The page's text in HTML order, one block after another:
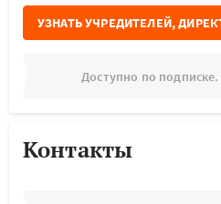
УЗНАТЬ УЧРЕДИТЕЛЕЙ,
Доступно по подписке.
Контакты